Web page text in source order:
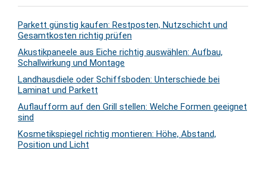
Parkett günstig kaufen: Restposten, Nutzschicht und
Gesamtkosten richtig prüfen
Akustikpaneele aus Eiche richtig auswählen: Aufbau,
Schallwirkung und Montage
Landhausdiele oder Schiffsboden: Unterschiede bei
Laminat und Parkett
Auflaufform auf den Grill stellen: Welche Formen geeignet
sind
Kosmetikspiegel richtig montieren: Höhe, Abstand,
Position und Licht